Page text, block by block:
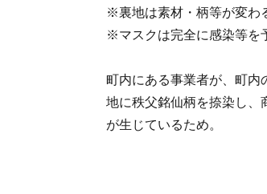
※裏地は素材・柄等が変わ
※マスクは完全に感染等を
町内にある事業者が、町内
地に秩父銘仙柄を捺染し、
が生じているため。